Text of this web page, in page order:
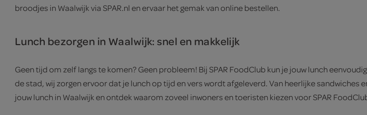
broodjes in Waalwijk via SPAR.nl en ervaar het gemak van online bestellen.
Lunch bezorgen in Waalwijk: snel en makkelijk
Geen tijd om zelf langs te komen? Geen probleem! Bij SPAR FoodClub kun je jouw lunch
de stad, wij zorgen ervoor dat je lunch op tijd en vers wordt afgeleverd. Van heerlijke sandwiches
jouw lunch in Waalwijk en ontdek waarom zoveel inwoners en toeristen kiezen voor SPAR